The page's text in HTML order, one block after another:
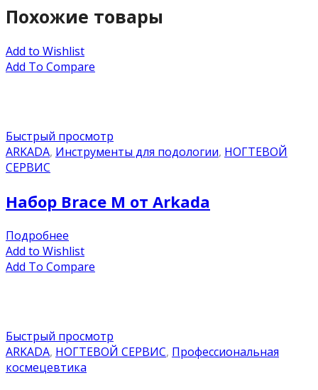
Похожие товары
Add to Wishlist
Add To Compare
Быстрый просмотр
ARKADA, Инструменты для подологии, НОГТЕВОЙ
СЕРВИС
Набор Brace M от Arkada
Подробнее
Add to Wishlist
Add To Compare
Быстрый просмотр
ARKADA, НОГТЕВОЙ СЕРВИС, Профессиональная
космецевтика